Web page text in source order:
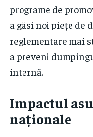
programe de
a găsi noi piețe de
reglementare mai
a preveni
internă.
Impactul
naționale